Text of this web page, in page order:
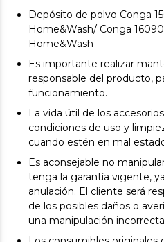
Depósito de polvo Conga
Home&Wash/ Conga
Home&Wash
Es importante realizar
responsable del producto,
funcionamiento.
La vida útil de los
condiciones de uso y
cuando estén en mal
Es aconsejable no
tenga la garantía vigente,
anulación. El cliente será
de los posibles daños o
una manipulación